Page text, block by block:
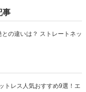
事
の違いは？ ストレートネッ
トレス人気おすすめ9選！エ